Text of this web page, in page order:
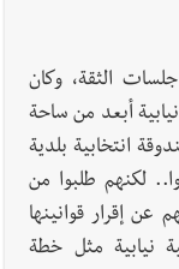
الثقة، وكان
أبعد من ساحة
انتخابية بلدية
لكنهم طلبوا من
عن إقرار قوانينها
نيابية مثل خطة